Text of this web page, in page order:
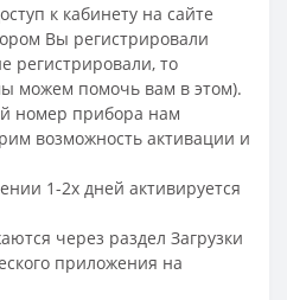
к кабинету на сайте
Вы регистрировали
регистрировали, то
можем помочь вам в этом).
номер прибора нам
возможность активации и
1-2х дней активируется
через раздел Загрузки
приложения на